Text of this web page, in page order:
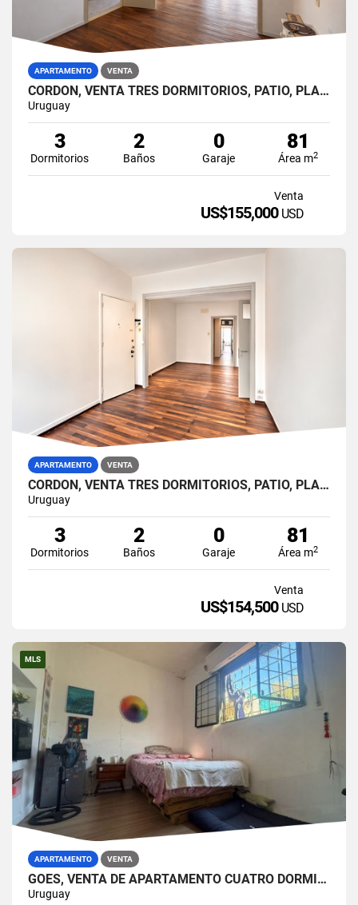
APARTAMENTO VENTA
CORDÓN, VENTA TRES DORMITORIOS, PATIO, PLANTA BAJA
Uruguay
3
Dormitorios
2
Baños
0
Garaje
81
Área m2
Venta
US$155,000 USD
APARTAMENTO VENTA
CORDÓN, VENTA TRES DORMITORIOS, PATIO, PLANTA BAJA
Uruguay
3
Dormitorios
2
Baños
0
Garaje
81
Área m2
Venta
US$154,500 USD
MLS
APARTAMENTO VENTA
GOES, VENTA DE APARTAMENTO CUATRO DORMITORIOS, PARRILLERO, PATIO
Uruguay